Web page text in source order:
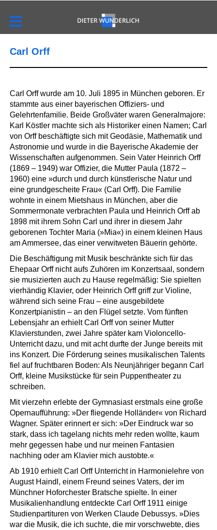
Carl Orff
Carl Orff wurde am 10. Juli 1895 in München geboren. Er
stammte aus einer bayerischen Offiziers- und
Gelehrtenfamilie. Beide Großväter waren Generalmajore:
Karl Köstler machte sich als Historiker einen Namen; Carl
von Orff beschäftigte sich mit Geodäsie, Mathematik und
Astronomie und wurde in die Bayerische Akademie der
Wissenschaften aufgenommen. Sein Vater Heinrich Orff
(1869 – 1949) war Offizier, die Mutter Paula (1872 –
1960) eine »durch und durch künstlerische Natur und
eine grundgescheite Frau« (Carl Orff). Die Familie
wohnte in einem Mietshaus in München, aber die
Sommermonate verbrachten Paula und Heinrich Orff ab
1898 mit ihrem Sohn Carl und ihrer in diesem Jahr
geborenen Tochter Maria (»Mia«) in einem kleinen Haus
am Ammersee, das einer verwitweten Bäuerin gehörte.
Die Beschäftigung mit Musik beschränkte sich für das
Ehepaar Orff nicht aufs Zuhören im Konzertsaal, sondern
sie musizierten auch zu Hause regelmäßig: Sie spielten
vierhändig Klavier, oder Heinrich Orff griff zur Violine,
während sich seine Frau – eine ausgebildete
Konzertpianistin – an den Flügel setzte. Vom fünften
Lebensjahr an erhielt Carl Orff von seiner Mutter
Klavierstunden, zwei Jahre später kam Violoncello-
Unterricht dazu, und mit acht durfte der Junge bereits mit
ins Konzert. Die Förderung seines musikalischen Talents
fiel auf fruchtbaren Boden: Als Neunjähriger begann Carl
Orff, kleine Musikstücke für sein Puppentheater zu
schreiben.
Mit vierzehn erlebte der Gymnasiast erstmals eine große
Opernaufführung: »Der fliegende Holländer« von Richard
Wagner. Später erinnert er sich: »Der Eindruck war so
stark, dass ich tagelang nichts mehr reden wollte, kaum
mehr gegessen habe und nur meinen Fantasien
nachhing oder am Klavier mich austobte.«
Ab 1910 erhielt Carl Orff Unterricht in Harmonielehre von
August Haindl, einem Freund seines Vaters, der im
Münchner Hoforchester Bratsche spielte. In einer
Musikalienhandlung entdeckte Carl Orff 1911 einige
Studienpartituren von Werken Claude Debussys. »Dies
war die Musik, die ich suchte, die mir vorschwebte, dies